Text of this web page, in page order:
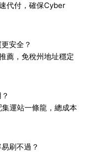
代付，確保Cyber
安全？
薦，免稅州地址穩定
運站一條龍，總成本
刷不過？